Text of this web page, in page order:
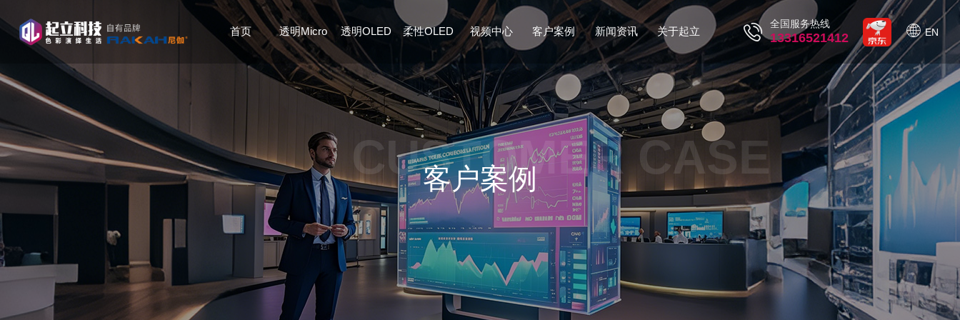
首页 透明Micro 透明OLED 柔性OLED 视频中心 客户案例 新闻资讯 关于起立
全国服务热线
13316521412 EN
CUSTOMER CASE
客户案例